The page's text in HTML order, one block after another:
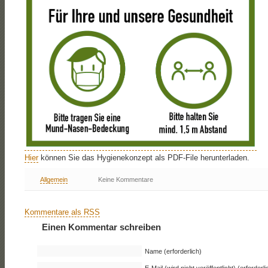
Hierkönnen Sie das Hygienekonzept als PDF-File herunterladen.
Allgemein Keine Kommentare
Kommentare als RSS
Einen Kommentar schreiben
Name (erforderlich)